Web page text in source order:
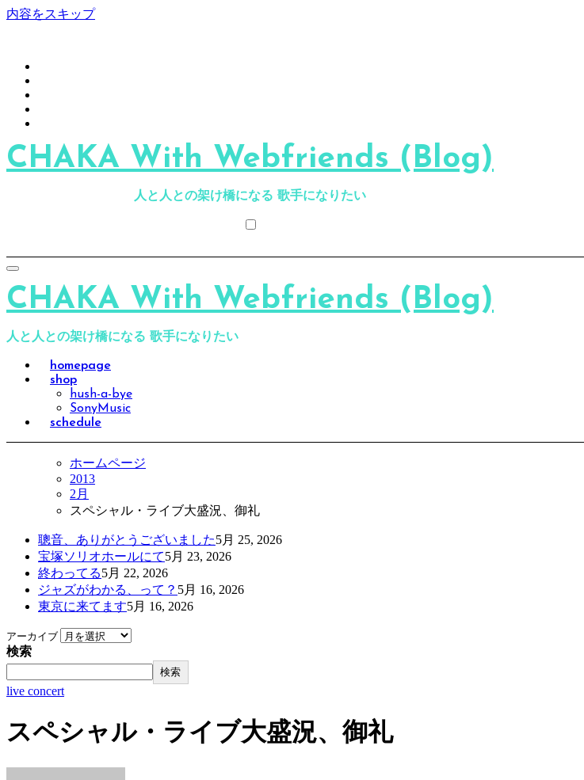
内容をスキップ
CHAKA With Webfriends (Blog)
人と人との架け橋になる 歌手になりたい
CHAKA With Webfriends (Blog)
人と人との架け橋になる 歌手になりたい
homepage
shop
hush-a-bye
SonyMusic
schedule
ホームページ
2013
2月
スペシャル・ライブ大盛況、御礼
聰音、ありがとうございました5月 25, 2026
宝塚ソリオホールにて5月 23, 2026
終わってる5月 22, 2026
ジャズがわかる、って？ 5月 16, 2026
東京に来てます5月 16, 2026
アーカイブ
検索
検索
live concert
スペシャル・ライブ大盛況、御礼